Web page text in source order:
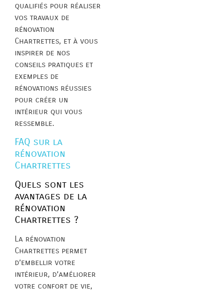
qualifiés pour réaliser
vos travaux de
rénovation
Chartrettes, et à vous
inspirer de nos
conseils pratiques et
exemples de
rénovations réussies
pour créer un
intérieur qui vous
ressemble.
FAQ sur la
rénovation
Chartrettes
Quels sont les
avantages de la
rénovation
Chartrettes ?
La rénovation
Chartrettes permet
d’embellir votre
intérieur, d’améliorer
votre confort de vie,